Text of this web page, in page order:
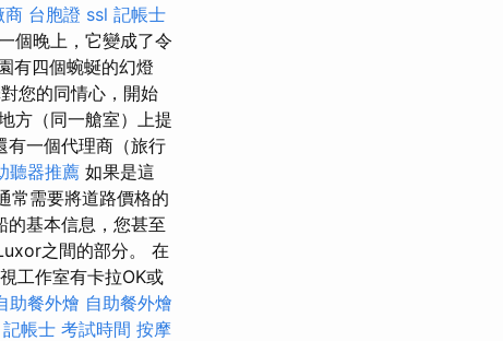
商 台胞證 ssl 記帳士
個晚上，它變成了令
有四個蜿蜒的幻燈
您的同情心，開始
方（同一艙室）上提
有一個代理商（旅行
聽器推薦 如果是這
常需要將道路價格的
的基本信息，您甚至
之間的部分。 在
工作室有卡拉OK或
助餐外燴 自助餐外燴
記帳士 考試時間 按摩